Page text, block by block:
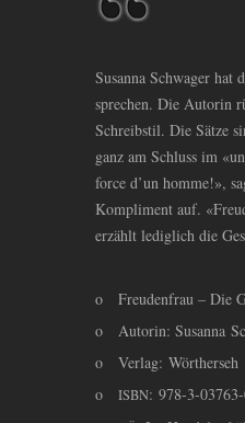
Susanna Schwager hat
sprechen. Die Autorin
Schreibstil. Die Sätze
ganz am Schluss im
force d’un homme!»,
Kompliment auf.
erzählt lediglich die
o Freudenfrau – Die
o Autorin: Susanna
o Verlag: Wörtherseh
o ISBN: 978-3-